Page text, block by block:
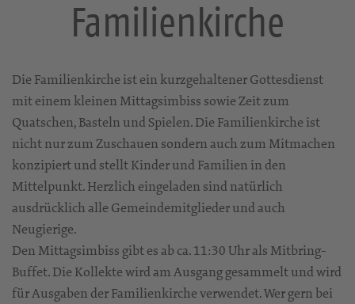
Familienkirche
Die Familienkirche ist ein kurzgehaltener Gottesdienst
mit einem kleinen Mittagsimbiss sowie Zeit zum
Quatschen, Basteln und Spielen. Die Familienkirche ist
nicht nur zum Zuschauen sondern auch zum Mitmachen
konzipiert und stellt Kinder und Familien in den
Mittelpunkt. Herzlich eingeladen sind natürlich
ausdrücklich alle Gemeindemitglieder und auch
Neugierige.
Den Mittagsimbiss gibt es ab ca. 11:30 Uhr als Mitbring-
Buffet. Die Kollekte wird am Ausgang gesammelt und wird
für Ausgaben der Familienkirche verwendet. Wer gern bei